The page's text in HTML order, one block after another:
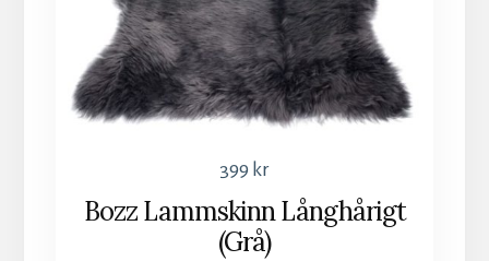
399 kr
Bozz Lammskinn Långhårigt
(Grå)